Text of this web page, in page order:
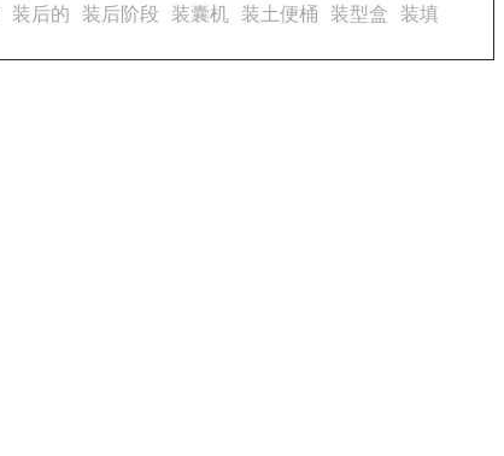
装后的 装后阶段 装囊机 装土便桶 装型盒
装填